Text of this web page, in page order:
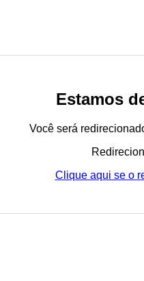
Estamos
Você será
Clique aqui se o